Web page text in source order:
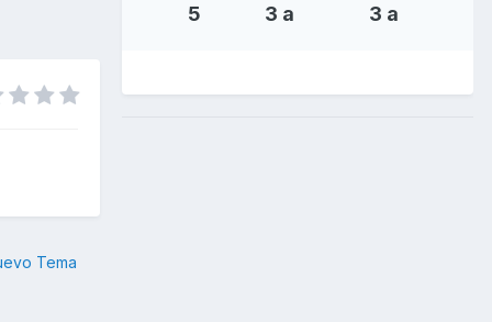
Tema
5 3 a 3 a